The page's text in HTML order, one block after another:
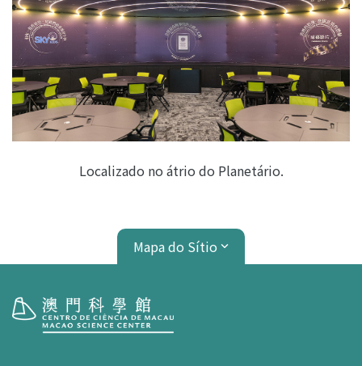
Localizado no átrio do Planetário.
Mapa do Sítio